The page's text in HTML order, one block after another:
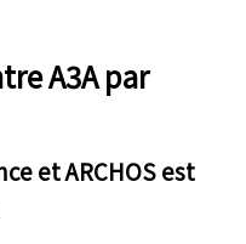
A3A par
et ARCHOS est